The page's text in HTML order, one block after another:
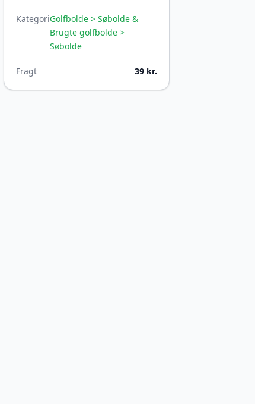
KategoriGolfbolde > Søbolde &
Brugte golfbolde >
Søbolde
Fragt 39 kr.